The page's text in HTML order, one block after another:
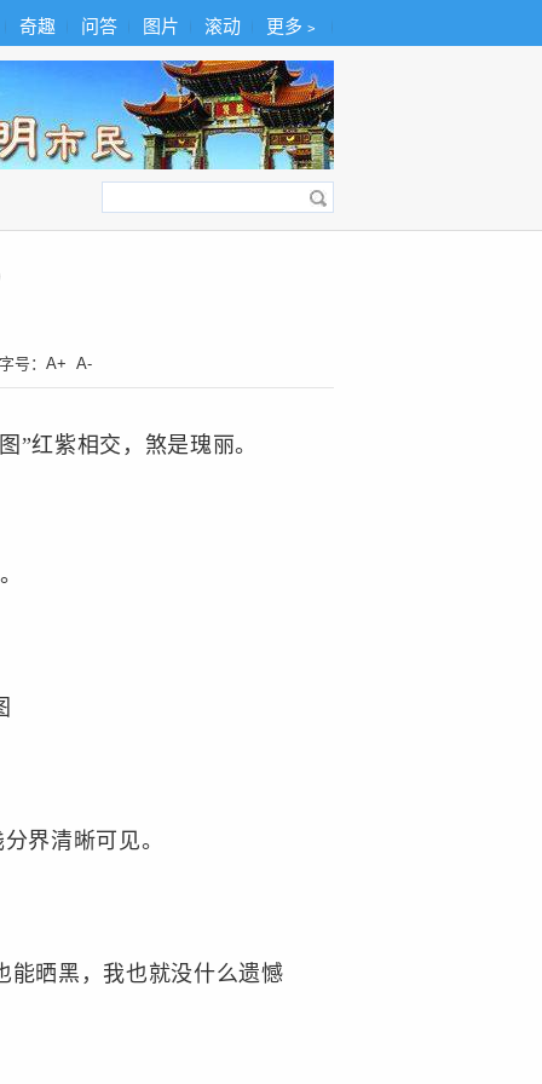
奇趣 问答 图片 滚动 更多﹥
字号： A+ A-
红紫相交，煞是瑰丽。
界清晰可见。
晒黑，我也就没什么遗憾